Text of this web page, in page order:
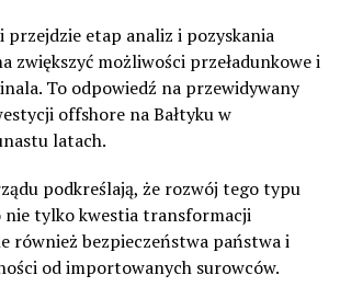
przejdzie etap analiz i pozyskania
zwiększyć możliwości przeładunkowe i
To odpowiedź na przewidywany
offshore na Bałtyku w
latach.
podkreślają, że rozwój tego typu
tylko kwestia transformacji
również bezpieczeństwa państwa i
od importowanych surowców.